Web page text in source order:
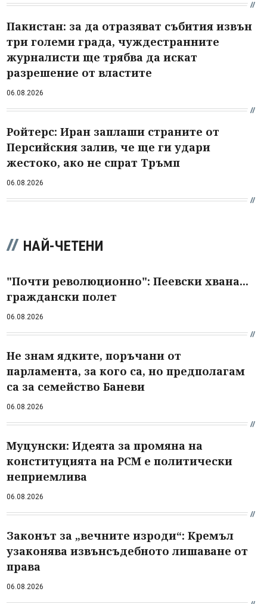
Пакистан: за да отразяват събития извън
три големи града, чуждестранните
журналисти ще трябва да искат
разрешение от властите
06.08.2026
Ройтерс: Иран заплаши страните от
Персийския залив, че ще ги удари
жестоко, ако не спрат Тръмп
06.08.2026
НАЙ-ЧЕТЕНИ
"Почти революционно": Пеевски хвана...
граждански полет
06.08.2026
Не знам ядките, поръчани от
парламента, за кого са, но предполагам
са за семейство Баневи
06.08.2026
Муцунски: Идеята за промяна на
конституцията на РСМ е политически
неприемлива
06.08.2026
Законът за „вечните изроди“: Кремъл
узаконява извънсъдебното лишаване от
права
06.08.2026